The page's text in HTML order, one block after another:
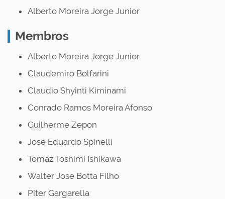
Alberto Moreira Jorge Junior
Membros
Alberto Moreira Jorge Junior
Claudemiro Bolfarini
Claudio Shyinti Kiminami
Conrado Ramos Moreira Afonso
Guilherme Zepon
José Eduardo Spinelli
Tomaz Toshimi Ishikawa
Walter Jose Botta Filho
Piter Gargarella